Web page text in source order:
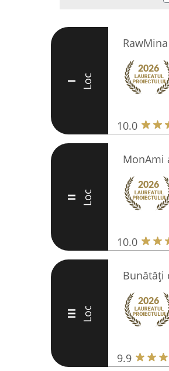
I Loc
RawMina
10.0
II Loc
MonAmi
10.0
III Loc
Bunătăți
9.9